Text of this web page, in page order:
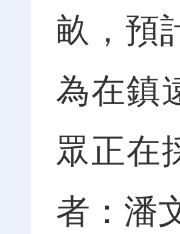
畝，預
為在鎮
眾正在
者：潘